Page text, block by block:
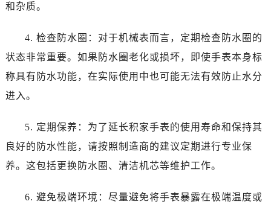
和杂质。
4. 检查防水圈：对于机械表而言，定期检查防水圈的
状态非常重要。如果防水圈老化或损坏，即使手表本身标
称具有防水功能，在实际使用中也可能无法有效防止水分
进入。
5. 定期保养：为了延长积家手表的使用寿命和保持其
良好的防水性能，请按照制造商的建议定期进行专业保
养。这包括更换防水圈、清洁机芯等维护工作。
6. 避免极端环境：尽量避免将手表暴露在极端温度或